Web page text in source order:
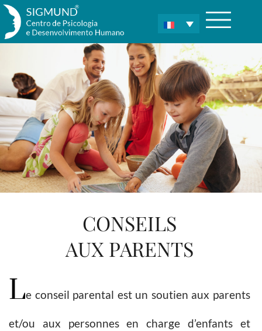
CONSEILS
AUX PARENTS
Le conseil parental est un soutien aux parents
et/ou aux personnes en charge d’enfants et